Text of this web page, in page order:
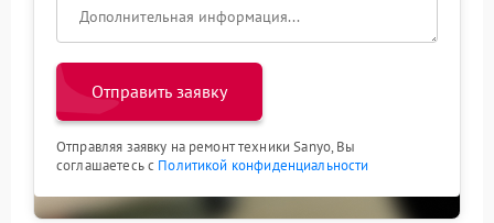
Отправить заявку
Отправляя заявку на ремонт техники Sanyo, Вы
соглашаетесь с Политикой конфиденциальности